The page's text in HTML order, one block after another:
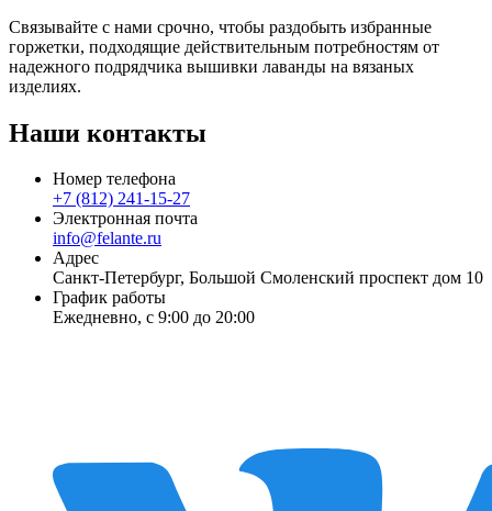
Связывайте с нами срочно, чтобы раздобыть избранные
горжетки, подходящие действительным потребностям от
надежного подрядчика вышивки лаванды на вязаных
изделиях.
Наши контакты
Номер телефона
+7 (812) 241-15-27
Электронная почта
info@felante.ru
Адрес
Санкт-Петербург, Большой Смоленский проспект дом 10
График работы
Ежедневно, с 9:00 до 20:00